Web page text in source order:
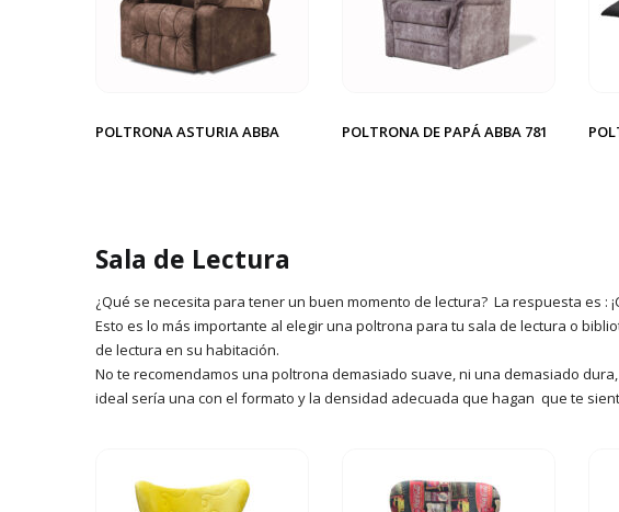
POLTRONA ASTURIA ABBA POLTRONA DE PAPÁ ABBA 781
Sala de Lectura
¿Qué se necesita para tener un buen momento de lectura? La respuesta es :
Esto es lo más importante al elegir una poltrona para tu sala de lectura o
de lectura en su habitación.
No te recomendamos una poltrona demasiado suave, ni una demasiado
ideal sería una con el formato y la densidad adecuada que hagan que te